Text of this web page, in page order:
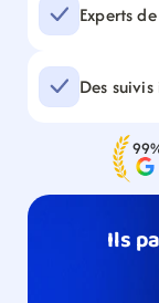
Experts
Des
Ils